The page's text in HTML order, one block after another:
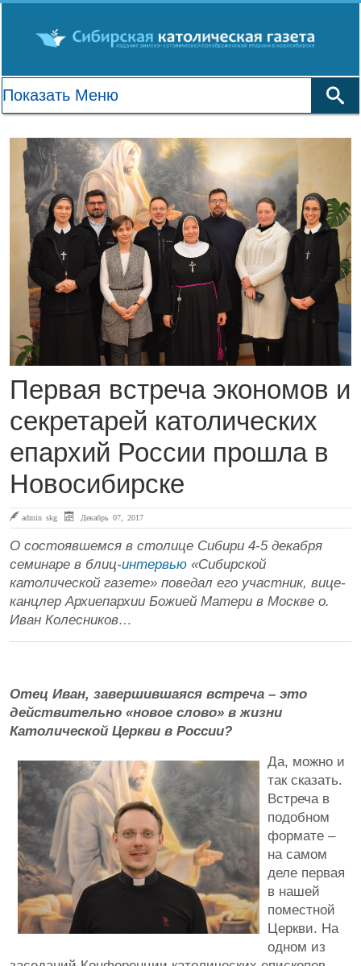
Первая встреча экономов и
секретарей католических
епархий России прошла в
Новосибирске
admin skg Декабрь 07, 2017
О состоявшемся в столице Сибири 4-5 декабря
семинаре в блиц-интервью «Сибирской
католической газете» поведал его участник, вице-
канцлер Архиепархии Божией Матери в Москве о.
Иван Колесников…
Отец Иван, завершившаяся встреча – это
действительно «новое слово» в жизни
Католической Церкви в России?
Да, можно и
так сказать.
Встреча в
подобном
формате –
на самом
деле первая
в нашей
поместной
Церкви. На
одном из